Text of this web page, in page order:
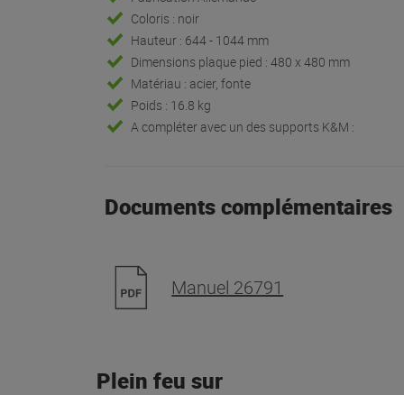
Coloris : noir
Hauteur : 644 - 1044 mm
Dimensions plaque pied : 480 x 480 mm
Matériau : acier, fonte
Poids : 16.8 kg
A compléter avec un des supports K&M :
Documents complémentaires
Manuel 26791
Plein feu sur